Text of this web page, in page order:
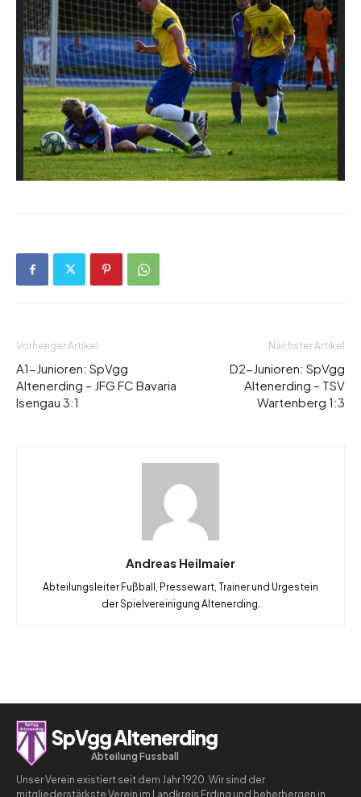
Vorheriger Artikel
A1-Junioren: SpVgg
Altenerding – JFG FC Bavaria
Isengau 3:1
Nächster Artikel
D2-Junioren: SpVgg
Altenerding – TSV
Wartenberg 1:3
Andreas Heilmaier
Abteilungsleiter Fußball, Pressewart, Trainer und Urgestein
der Spielvereinigung Altenerding.
SpVgg Altenerding
Abteilung Fussball
Unser Verein existiert seit dem Jahr 1920. Wir sind der
mitgliederstärkste Verein im Landkreis Erding und beherbergen in